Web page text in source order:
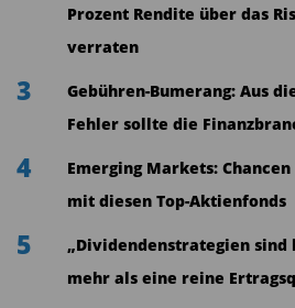
Gold & Silver befinden sich in
oder erschließen neue
(noch) wenig, aber ihr Wert
überproportional, wenn ihre
im Grunde „Optionen auf die
das größte Potenzial, aber
Risiko.
Prozent Rendite über das
verraten
3
Gebühren-Bumerang: Aus
Fehler sollte die
4
Emerging Markets:
mit diesen Top-Aktienfonds
5
„Dividendenstrategien sind
mehr als eine reine